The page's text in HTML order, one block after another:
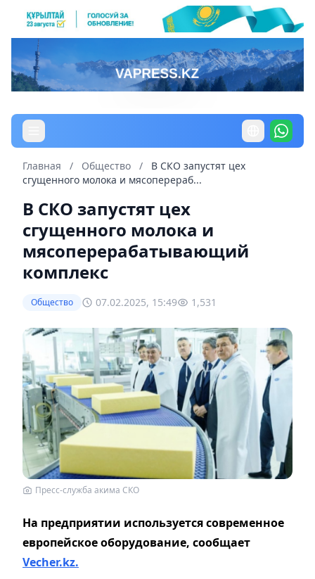
Главная / Общество /
В СКО запустят цех
сгущенного молока и мясоперераб...
В СКО запустят цех
сгущенного молока и
мясоперерабатывающий
комплекс
Общество 07.02.2025, 15:49 1,531
Пресс-служба акима СКО
На предприятии используется современное
европейское оборудование, сообщает
Vecher.kz.